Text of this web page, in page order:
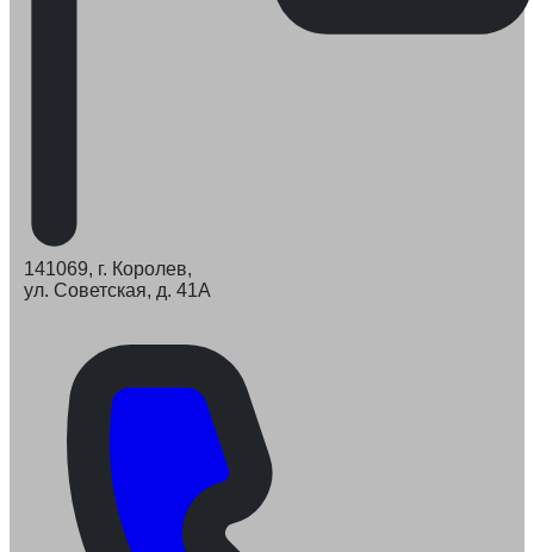
141069, г. Королев,
ул. Советская, д. 41А